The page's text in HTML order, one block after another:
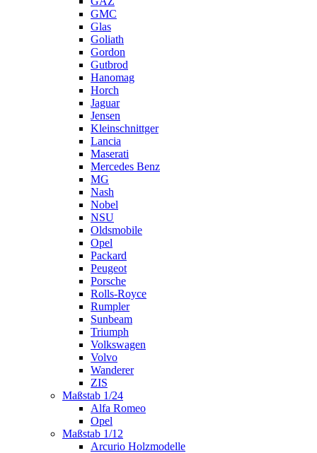
GMC
Glas
Goliath
Gordon
Gutbrod
Hanomag
Horch
Jaguar
Jensen
Kleinschnittger
Lancia
Maserati
Mercedes Benz
MG
Nash
Nobel
NSU
Oldsmobile
Opel
Packard
Peugeot
Porsche
Rolls-Royce
Rumpler
Sunbeam
Triumph
Volkswagen
Volvo
Wanderer
ZIS
Maßstab 1/24
Alfa Romeo
Opel
Maßstab 1/12
Arcurio Holzmodelle